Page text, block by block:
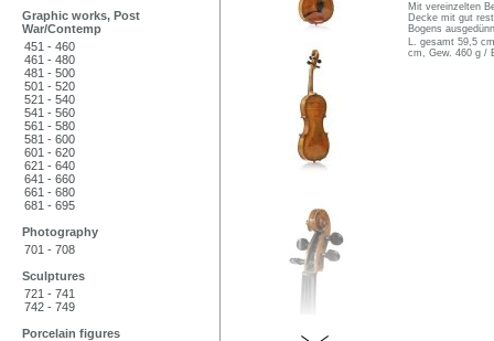
Graphic works, Post
War/Contemp
451 - 460
461 - 480
481 - 500
501 - 520
521 - 540
541 - 560
561 - 580
581 - 600
601 - 620
621 - 640
641 - 660
661 - 680
681 - 695
Photography
701 - 708
Sculptures
721 - 741
742 - 749
Porcelain figures
Mit vereinzelten
Decke mit gut
Bogens
L. gesamt 59,5
cm, Gew. 460 g /